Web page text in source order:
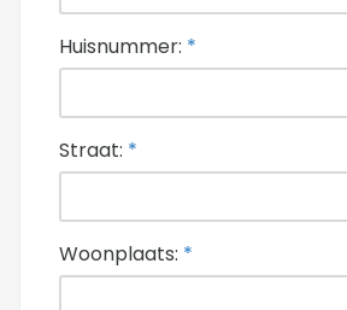
Huisnummer: *
Straat: *
Woonplaats: *